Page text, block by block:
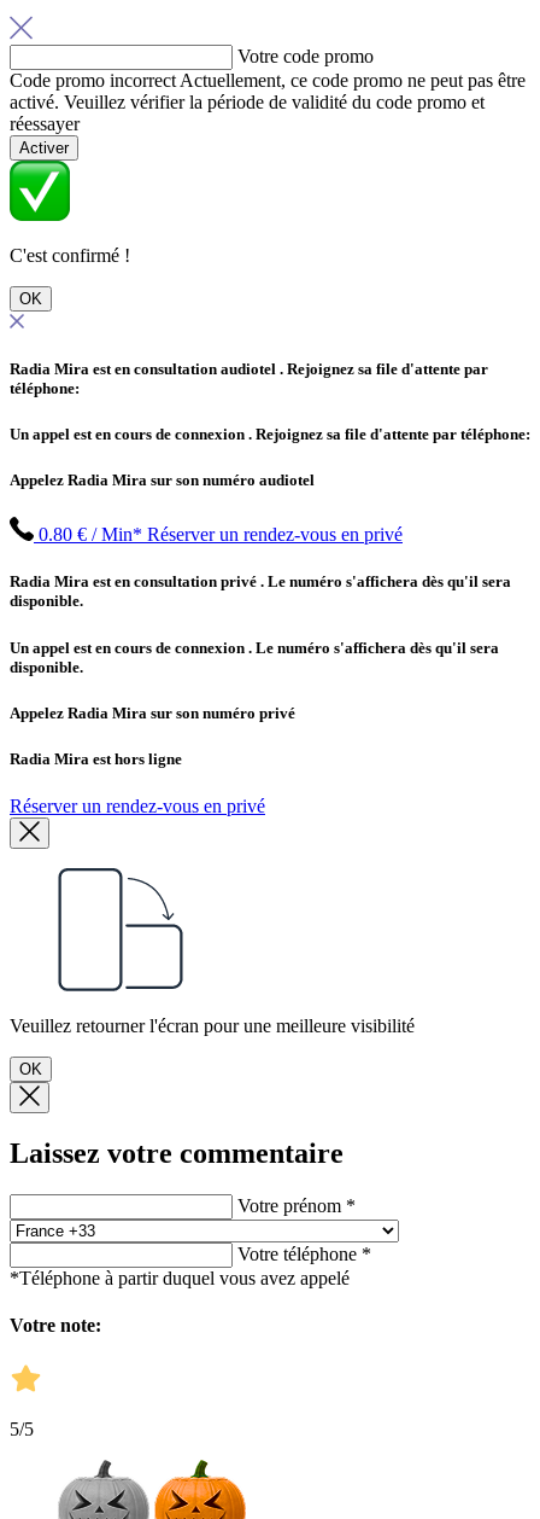
Votre code promo
Code promo incorrect Actuellement, ce code promo ne peut pas être
activé. Veuillez vérifier la période de validité du code promo et
réessayer
Activer
C'est confirmé !
OK
Radia Mira est en consultation audiotel . Rejoignez sa file d'attente par
téléphone:
Un appel est en cours de connexion . Rejoignez sa file d'attente par téléphone:
Appelez Radia Mira sur son numéro audiotel
0.80 € / Min* Réserver un rendez-vous en privé
Radia Mira est en consultation privé . Le numéro s'affichera dès qu'il sera
disponible.
Un appel est en cours de connexion . Le numéro s'affichera dès qu'il sera
disponible.
Appelez Radia Mira sur son numéro privé
Radia Mira est hors ligne
Réserver un rendez-vous en privé
Veuillez retourner l'écran pour une meilleure visibilité
OK
Laissez votre commentaire
Votre prénom *
Votre téléphone *
*Téléphone à partir duquel vous avez appelé
Votre note:
5/5